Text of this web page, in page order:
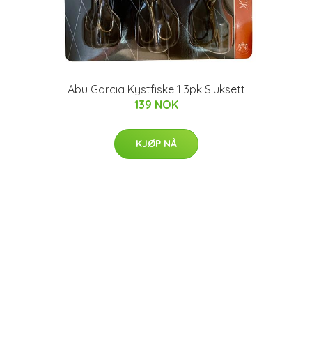
Abu Garcia Kystfiske 1 3pk Sluksett
139 NOK
KJØP NÅ